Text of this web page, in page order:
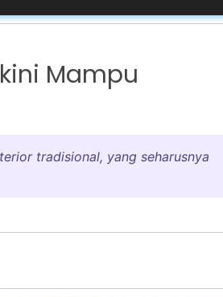
Mampu
tradisional, yang seharusnya